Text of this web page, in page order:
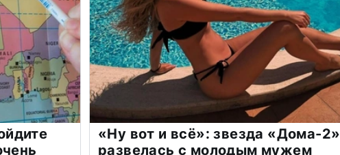
«Ну вот и всё»: звезда «Дома-2»
развелась с молодым мужем